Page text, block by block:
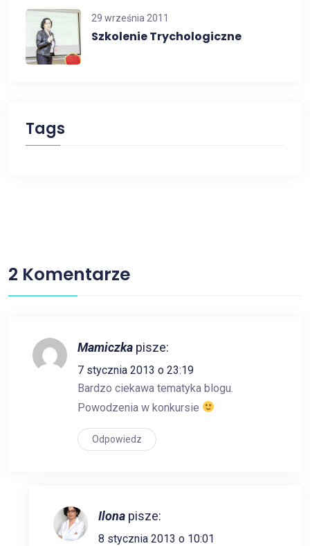
29 września 2011
Szkolenie Trychologiczne
Tags
2 Komentarze
Mamiczka pisze:
7 stycznia 2013 o 23:19
Bardzo ciekawa tematyka blogu.
Powodzenia w konkursie
Odpowiedz
Ilona pisze:
8 stycznia 2013 o 10:01